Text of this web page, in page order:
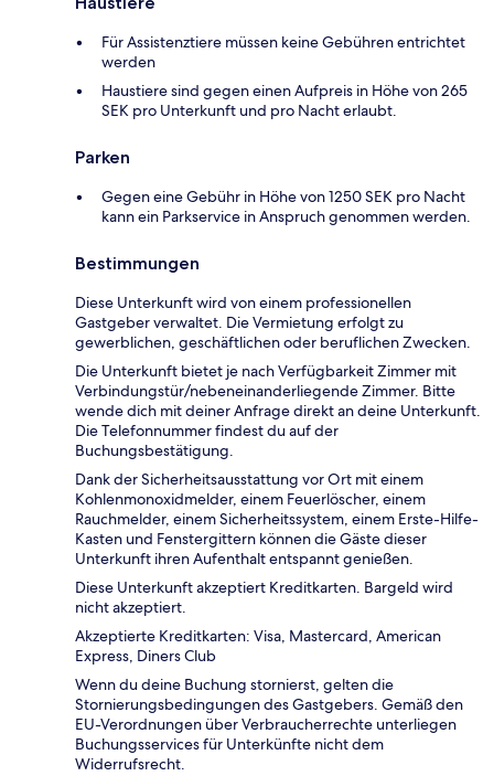
Für Assistenztiere müssen keine Gebühren entrichtet
werden
Haustiere sind gegen einen Aufpreis in Höhe von 265
SEK pro Unterkunft und pro Nacht erlaubt.
Parken
Gegen eine Gebühr in Höhe von 1250 SEK pro Nacht
kann ein Parkservice in Anspruch genommen werden.
Bestimmungen
Diese Unterkunft wird von einem professionellen
Gastgeber verwaltet. Die Vermietung erfolgt zu
gewerblichen, geschäftlichen oder beruflichen Zwecken.
Die Unterkunft bietet je nach Verfügbarkeit Zimmer mit
Verbindungstür/nebeneinanderliegende Zimmer. Bitte
wende dich mit deiner Anfrage direkt an deine Unterkunft.
Die Telefonnummer findest du auf der
Buchungsbestätigung.
Dank der Sicherheitsausstattung vor Ort mit einem
Kohlenmonoxidmelder, einem Feuerlöscher, einem
Rauchmelder, einem Sicherheitssystem, einem Erste-Hilfe-
Kasten und Fenstergittern können die Gäste dieser
Unterkunft ihren Aufenthalt entspannt genießen.
Diese Unterkunft akzeptiert Kreditkarten. Bargeld wird
nicht akzeptiert.
Akzeptierte Kreditkarten: Visa, Mastercard, American
Express, Diners Club
Wenn du deine Buchung stornierst, gelten die
Stornierungsbedingungen des Gastgebers. Gemäß den
EU-Verordnungen über Verbraucherrechte unterliegen
Buchungsservices für Unterkünfte nicht dem
Widerrufsrecht.